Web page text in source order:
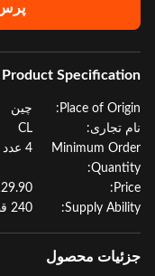
پرس و
Product
Place of
چین
تجاری:
Minimum
4 عدد
$129.90/pieces 4-119 pieces
Supply
محصول